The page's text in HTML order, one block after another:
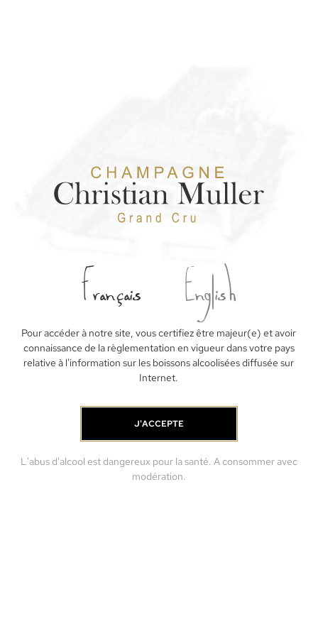
Français English
Pour accéder à notre site, vous certifiez être majeur(e) et avoir
connaissance de la règlementation en vigueur dans votre pays
relative à l'information sur les boissons alcoolisées diffusée sur
Internet.
J'ACCEPTE
L'abus d'alcool est dangereux pour la santé. A consommer avec
modération.